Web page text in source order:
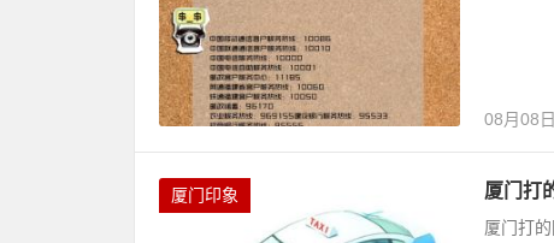
08月08日
厦门印象 厦门打
厦门打